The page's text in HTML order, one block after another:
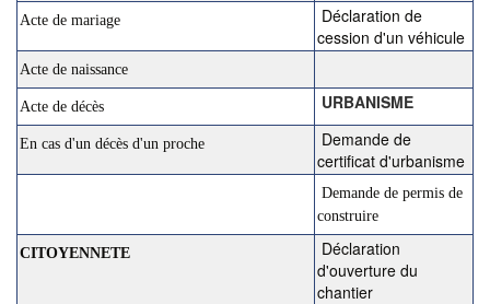
Acte de mariage
Déclaration de
cession d'un véhicule
Acte de naissance
Acte de décès URBANISME
En cas d'un décès d'un proche
Demande de
certificat d'urbanisme
Demande de permis de
construire
CITOYENNETE
Déclaration
d'ouverture du
chantier